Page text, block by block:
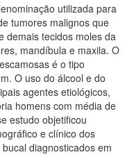
utilizada para
tumores malignos que
demais tecidos moles da
mandíbula e maxila. O
é o tipo
O uso do álcool e do
agentes etiológicos,
homens com média de
estudo objetificou
e clínico dos
diagnosticados em